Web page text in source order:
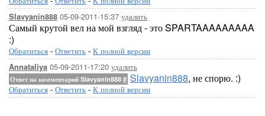
Slavyanin888 05-09-2011-15:37 удалить
Самый крутой вел на мой взгляд - это SPARTAAAAAAAAA
:)
Обратиться - Ответить - К полной версии
Annataliya 05-09-2011-17:20 удалить
Ответ на комментарий Slavyanin888 # Slavyanin888, не спорю. :)
Обратиться - Ответить - К полной версии